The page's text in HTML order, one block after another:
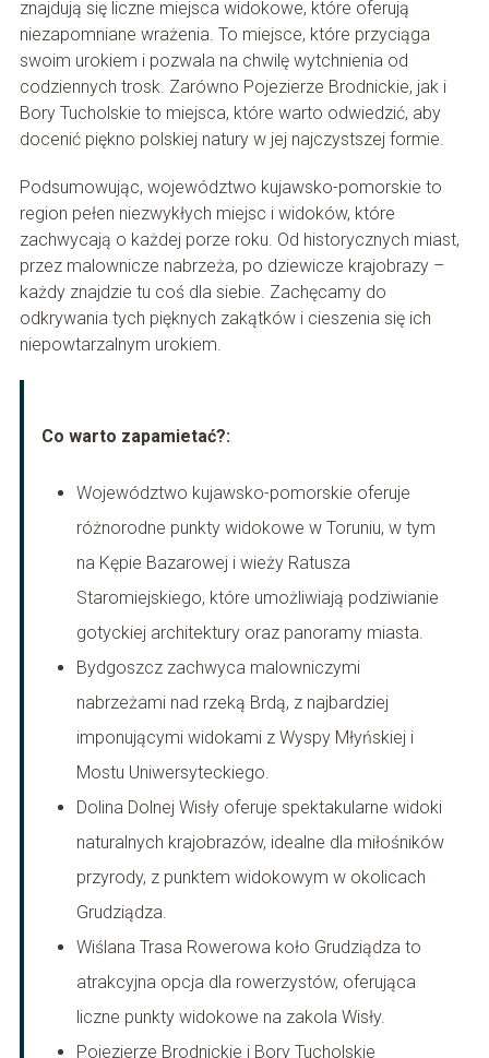
znajdują się liczne miejsca widokowe, które oferują
niezapomniane wrażenia. To miejsce, które przyciąga
swoim urokiem i pozwala na chwilę wytchnienia od
codziennych trosk. Zarówno Pojezierze Brodnickie, jak i
Bory Tucholskie to miejsca, które warto odwiedzić, aby
docenić piękno polskiej natury w jej najczystszej formie.
Podsumowując, województwo kujawsko-pomorskie to
region pełen niezwykłych miejsc i widoków, które
zachwycają o każdej porze roku. Od historycznych miast,
przez malownicze nabrzeża, po dziewicze krajobrazy –
każdy znajdzie tu coś dla siebie. Zachęcamy do
odkrywania tych pięknych zakątków i cieszenia się ich
niepowtarzalnym urokiem.
Co warto zapamietać?:
Województwo kujawsko-pomorskie oferuje
różnorodne punkty widokowe w Toruniu, w tym
na Kępie Bazarowej i wieży Ratusza
Staromiejskiego, które umożliwiają podziwianie
gotyckiej architektury oraz panoramy miasta.
Bydgoszcz zachwyca malowniczymi
nabrzeżami nad rzeką Brdą, z najbardziej
imponującymi widokami z Wyspy Młyńskiej i
Mostu Uniwersyteckiego.
Dolina Dolnej Wisły oferuje spektakularne widoki
naturalnych krajobrazów, idealne dla miłośników
przyrody, z punktem widokowym w okolicach
Grudziądza.
Wiślana Trasa Rowerowa koło Grudziądza to
atrakcyjna opcja dla rowerzystów, oferująca
liczne punkty widokowe na zakola Wisły.
Pojezierze Brodnickie i Bory Tucholskie